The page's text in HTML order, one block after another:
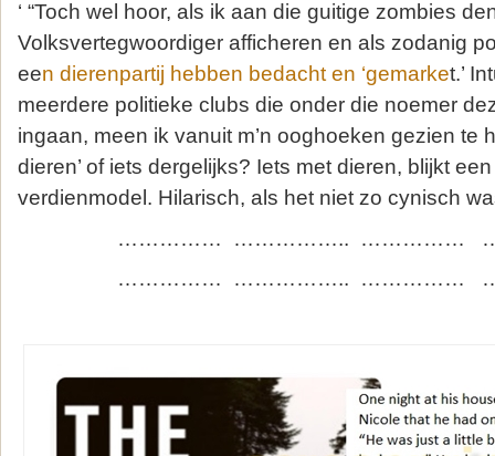
‘ “Toch wel hoor, als ik aan die guitige zombies
Volksvertegwoordiger afficheren en als zodanig
een dierenpartij hebben bedacht en ‘gemarket.’
meerdere politieke clubs die onder die noemer
ingaan, meen ik vanuit m’n ooghoeken gezien te
dieren’ of iets dergelijks? Iets met dieren, blijkt
verdienmodel. Hilarisch, als het niet zo cynisch
…………… …………….. ……………
…………… …………….. ……………